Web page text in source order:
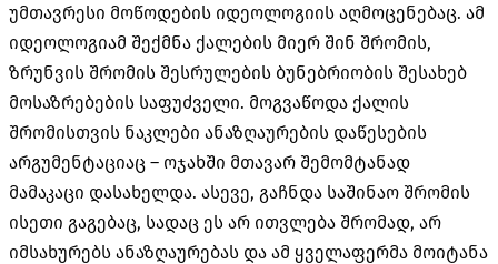
უმთავრესი მოწოდების იდეოლოგიის აღმოცენებაც. ამ
იდეოლოგიამ შექმნა ქალების მიერ შინ შრომის,
ზრუნვის შრომის შესრულების ბუნებრიობის შესახებ
მოსაზრებების საფუძველი. მოგვაწოდა ქალის
შრომისთვის ნაკლები ანაზღაურების დაწესების
არგუმენტაციაც – ოჯახში მთავარ შემომტანად
მამაკაცი დასახელდა. ასევე, გაჩნდა საშინაო შრომის
ისეთი გაგებაც, სადაც ეს არ ითვლება შრომად, არ
იმსახურებს ანაზღაურებას და ამ ყველაფერმა მოიტანა